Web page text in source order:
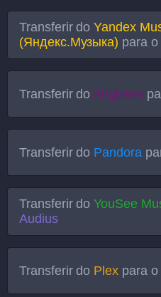
Transferir doYandex
(Яндекс.Музыка) para o
Transferir do Anghami
Transferir do Pandora
Transferir doYouSee
Audius
Transferir do Plex para o